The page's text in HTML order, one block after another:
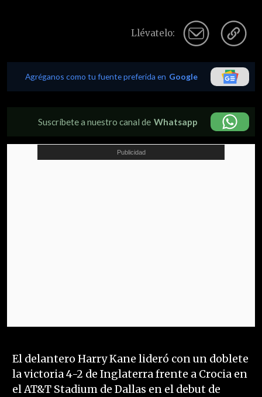
Llévatelo:
Agréganos como tu fuente preferida en Google
Suscríbete a nuestro canal de Whatsapp
El delantero Harry Kane lideró con un doblete
la victoria 4-2 de Inglaterra frente a Crocia en
el AT&T Stadium de Dallas en el debut de